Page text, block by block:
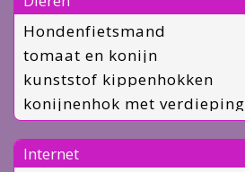
Hondenfietsmand
tomaat en konijn
kunststof kippenhokken
konijnenhok met verdieping
Internet